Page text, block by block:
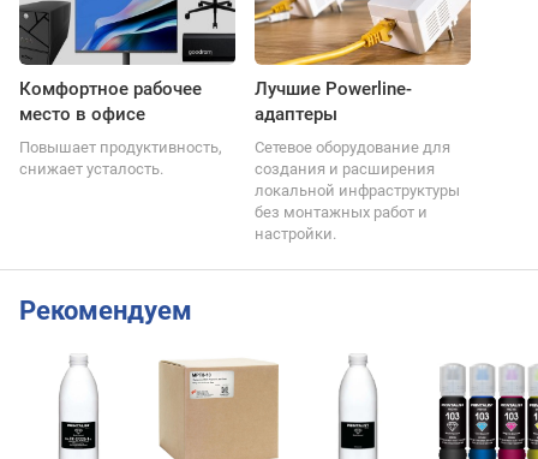
Комфортное рабочее
место в офисе
Повышает продуктивность,
снижает усталость.
Лучшие Powerline-
адаптеры
Сетевое оборудование для
создания и расширения
локальной инфраструктуры
без монтажных работ и
настройки.
Рекомендуем